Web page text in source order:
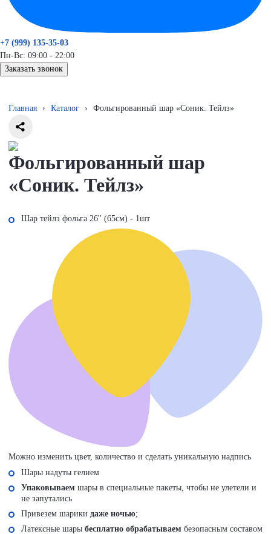
+7 (999) 135-35-03
Пн-Вс: 09:00 - 22:00
Заказать звонок
Главная › Каталог › Фольгированный шар «Соник. Тейлз»
Фольгированный шар
«Соник. Тейлз»
Шар тейлз фольга 26'' (65см) - 1шт
Можно изменить цвет, количество и сделать уникальную надпись
Шары надуты гелием
Упаковываем шары в специальные пакеты, чтобы не улетели и
не запутались
Привезем шарики даже ночью;
Латексные шары бесплатно обрабатываем безопасным составом